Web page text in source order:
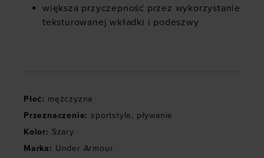
większa przyczepność przez wykorzystanie
teksturowanej wkładki i podeszwy
Płeć: mężczyzna
Przeznaczenie: sportstyle, pływanie
Kolor: Szary
Marka: Under Armour